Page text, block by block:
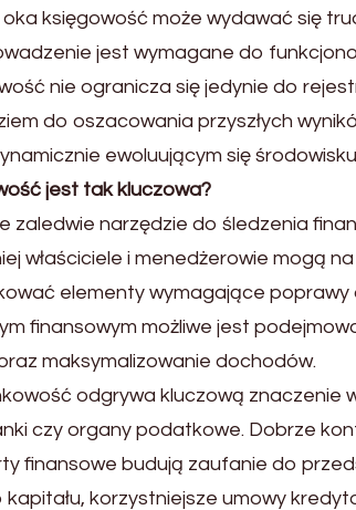
księgowość może wydawać się
jest wymagane do
nie ogranicza się jedynie do
do oszacowania przyszłych
ewoluującym się
jest tak kluczowa?
zaledwie narzędzie do śledzenia
właściciele i menedżerowie mogą
elementy wymagające poprawy
finansowym możliwe jest
maksymalizowanie dochodów.
odgrywa kluczową znaczenie
czy organy podatkowe. Dobrze
finansowe budują zaufanie do
kapitału, korzystniejsze umowy